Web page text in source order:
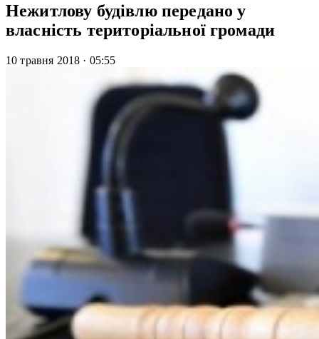
Нежитлову будівлю передано у
власність територіальної громади
10 травня 2018 · 05:55